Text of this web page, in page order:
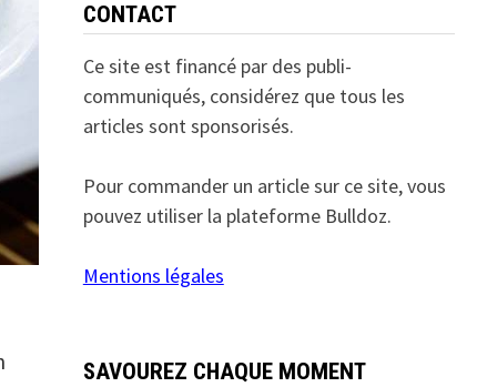
CONTACT
Ce site est financé par des publi-
communiqués, considérez que tous les
articles sont sponsorisés.
Pour commander un article sur ce site, vous
pouvez utiliser la plateforme Bulldoz.
Mentions légales
SAVOUREZ CHAQUE MOMENT